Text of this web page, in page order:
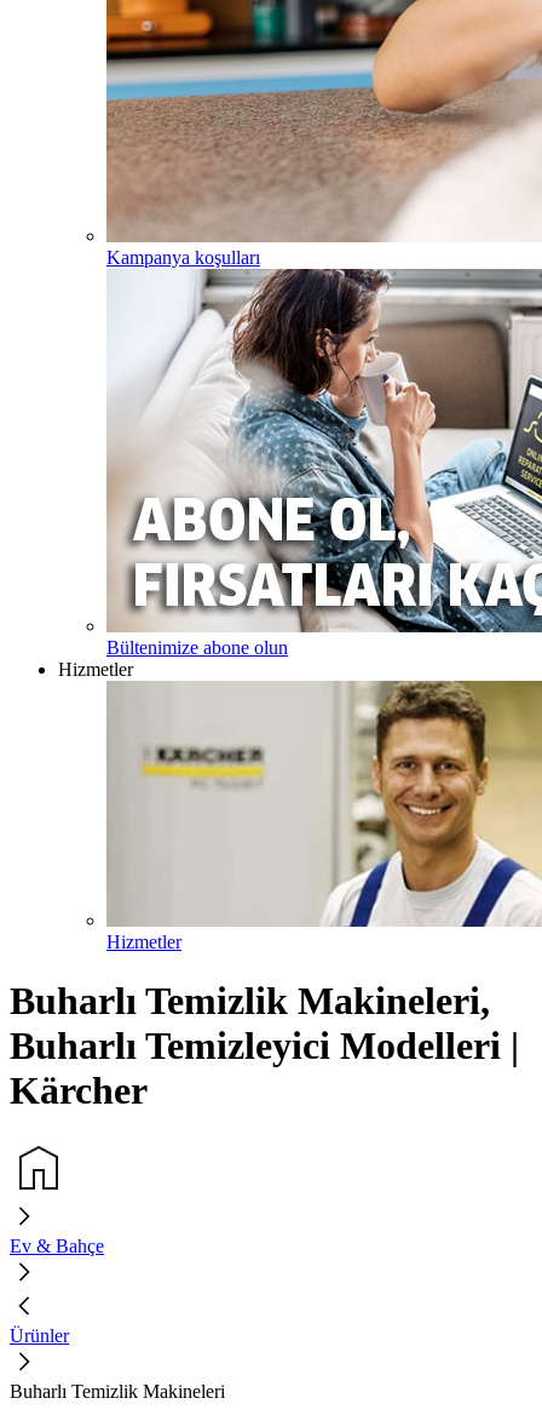
Kampanya koşulları
Bültenimize abone olun
Hizmetler
Hizmetler
Buharlı Temizlik Makineleri,
Buharlı Temizleyici Modelleri |
Kärcher
Ev & Bahçe
Ürünler
Buharlı Temizlik Makineleri